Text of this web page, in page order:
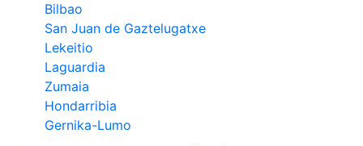
Bilbao
San Juan de Gaztelugatxe
Lekeitio
Laguardia
Zumaia
Hondarribia
Gernika-Lumo